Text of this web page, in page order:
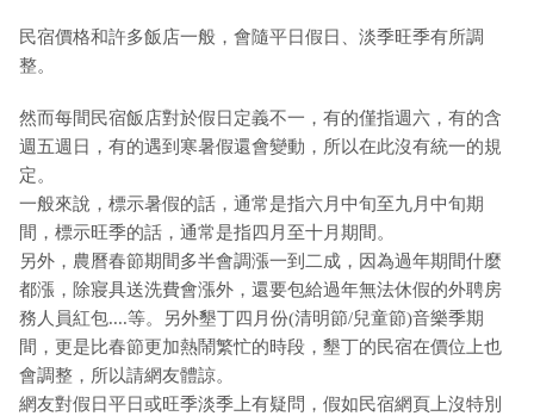
民宿價格和許多飯店一般，會隨平日假日、淡季旺季有所調
整。
然而每間民宿飯店對於假日定義不一，有的僅指週六，有的含
週五週日，有的遇到寒暑假還會變動，所以在此沒有統一的規
定。
一般來說，標示暑假的話，通常是指六月中旬至九月中旬期
間，標示旺季的話，通常是指四月至十月期間。
另外，農曆春節期間多半會調漲一到二成，因為過年期間什麼
都漲，除寢具送洗費會漲外，還要包給過年無法休假的外聘房
務人員紅包....等。另外墾丁四月份(清明節/兒童節)音樂季期
間，更是比春節更加熱鬧繁忙的時段，墾丁的民宿在價位上也
會調整，所以請網友體諒。
網友對假日平日或旺季淡季上有疑問，假如民宿網頁上沒特別